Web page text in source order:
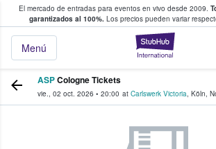
El mercado de entradas para eventos en vivo desde 2009.
garantizados al 100%. Los precios pueden variar
Menú
y venta de entradas entre
ASPCologne Tickets
vie., 02 oct. 2026 • 20:00 at Carlswerk Victoria, Köln,